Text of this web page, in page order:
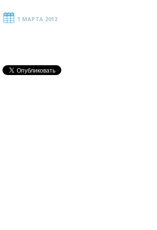
1 МАРТА 2012